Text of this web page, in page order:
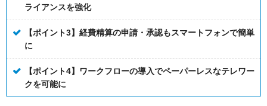
ライアンスを強化
【ポイント3】経費精算の申請・承認もスマートフォンで簡単
に
【ポイント4】ワークフローの導入でペーパーレスなテレワー
クを可能に